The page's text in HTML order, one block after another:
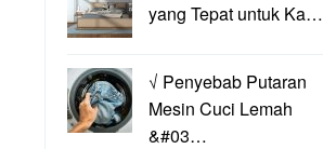
yang Tepat untuk Ka…
√ Penyebab Putaran
Mesin Cuci Lemah
&#03…